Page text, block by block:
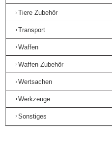
Tiere Zubehör
Transport
Waffen
Waffen Zubehör
Wertsachen
Werkzeuge
Sonstiges